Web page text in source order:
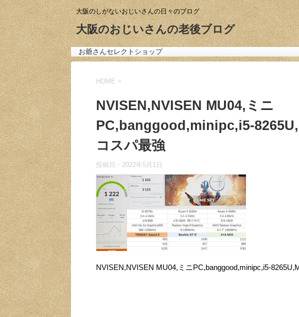
大阪のしがないおじいさんの日々のブログ
大阪のおじいさんの老後ブログ
お爺さんセレクトショップ
HOME >
NVISEN,NVISEN MU04,ミニ
PC,banggood,minipc,i5-
コスパ最強
投稿日： 2022年5月1日
NVISEN,NVISEN MU04,ミニPC,banggood,minipc,i5-